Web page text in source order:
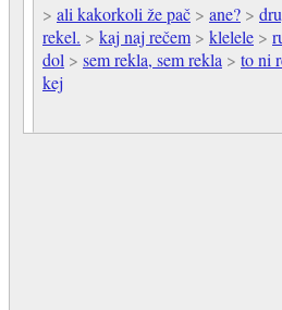
> ali kakorkoli že pač > ane? >
rekel. > kaj naj rečem > klelele >
dol > sem rekla, sem rekla > to ni
kej